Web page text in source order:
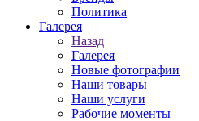
Политика
Галерея
Назад
Галерея
Новые фотографии
Наши товары
Наши услуги
Рабочие моменты